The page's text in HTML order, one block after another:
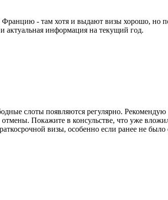
- там хотя и выдают визы хорошо, но
актуальная информация на текущий год.
слоты появляются регулярно. Рекомендую
Покажите в консульстве, что уже
визы, особенно если ранее не